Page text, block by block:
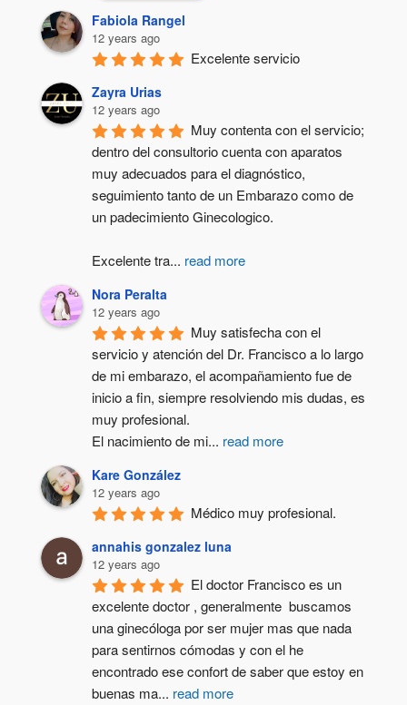
Fabiola Rangel
12 years ago
Excelente servicio
Zayra Urias
12 years ago
Muy contenta con el servicio;
dentro del consultorio cuenta con aparatos
muy adecuados para el diagnóstico,
seguimiento tanto de un Embarazo como de
un padecimiento Ginecologico.
Excelente tra... read more
Nora Peralta
12 years ago
Muy satisfecha con el
servicio y atención del Dr. Francisco a lo largo
de mi embarazo, el acompañamiento fue de
inicio a fin, siempre resolviendo mis dudas, es
muy profesional.
El nacimiento de mi... read more
Kare González
12 years ago
Médico muy profesional.
annahis gonzalez luna
12 years ago
El doctor Francisco es un
excelente doctor , generalmente  buscamos
una ginecóloga por ser mujer mas que nada
para sentirnos cómodas y con el he
encontrado ese confort de saber que estoy en
buenas ma... read more